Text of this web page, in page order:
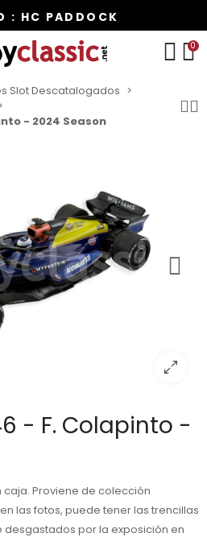
: HC PADDOCK
0
Slot Descatalogados
- 2024 Season
- F. Colapinto -
Proviene de colección
las fotos, puede tener las trencillas
por la exposición en